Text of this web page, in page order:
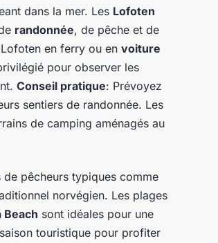
dans la mer. Les Lofoten
randonnée, de pêche et de
en ferry ou en voiture
pour observer les
Conseil pratique: Prévoyez
sentiers de randonnée. Les
de camping aménagés au
pêcheurs typiques comme
norvégien. Les plages
Beach sont idéales pour une
touristique pour profiter